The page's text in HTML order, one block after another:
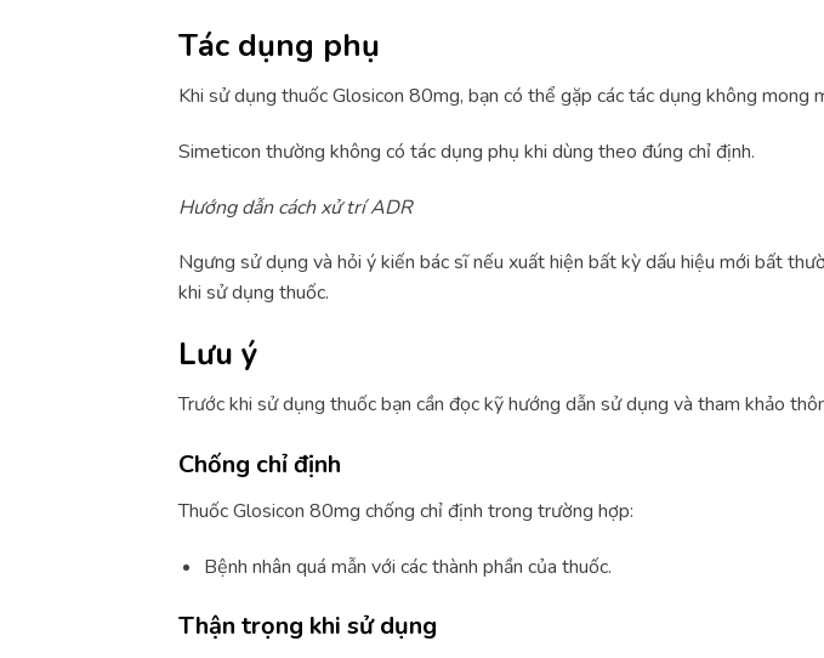
Tác dụng phụ
Khi sử dụng thuốc Glosicon 80mg, bạn có thể gặp các tác dụng không mong
Simeticon thường không có tác dụng phụ khi dùng theo đúng chỉ định.
Hướng dẫn cách xử trí ADR
Ngưng sử dụng và hỏi ý kiến bác sĩ nếu xuất hiện bất kỳ dấu hiệu mới bất
khi sử dụng thuốc.
Lưu ý
Trước khi sử dụng thuốc bạn cần đọc kỹ hướng dẫn sử dụng và tham khảo
Chống chỉ định
Thuốc Glosicon 80mg chống chỉ định trong trường hợp:
Bệnh nhân quá mẫn với các thành phần của thuốc.
Thận trọng khi sử dụng